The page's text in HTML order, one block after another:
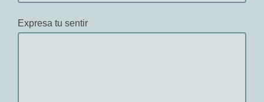
Expresa tu sentir